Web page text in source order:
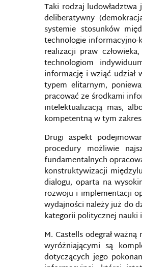
Taki rodzaj
deliberatywny
systemie stosunków
technologie
realizacji praw
technologiom
informację i wziąć udział
typem elitarnym,
pracować ze środkami
intelektualizacją mas,
kompetentną w tym
Drugi aspekt
procedury możliwie
fundamentalnych
konstruktywizacji
dialogu, oparta na
rozwoju i implementacji
wydajności należy już do
kategorii politycznej nauki
M. Castells odegrał
wyróżniającymi są
dotyczących jego